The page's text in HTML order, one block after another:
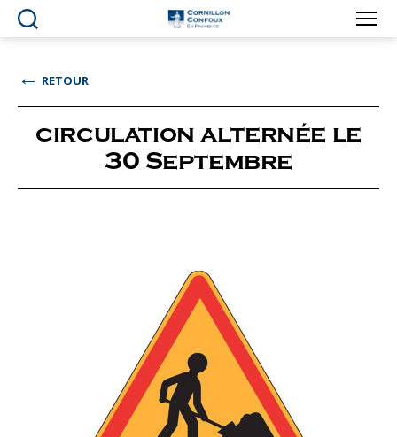
Ville
en
Provence
← RETOUR
circulation alternée le
30 Septembre